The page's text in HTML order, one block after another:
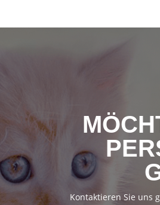
Kontaktieren Sie